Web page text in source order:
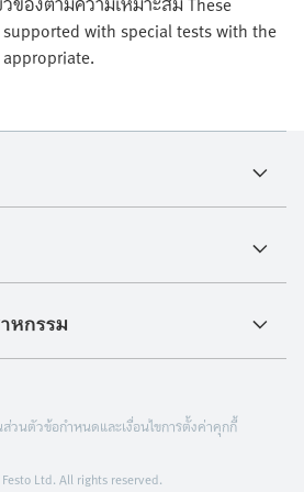
with special tests with the
หกรรม
Ltd. All rights reserved.
วนตัวข้อกำหนดและเงื่อนไขการตั้งค่าคุกกี้